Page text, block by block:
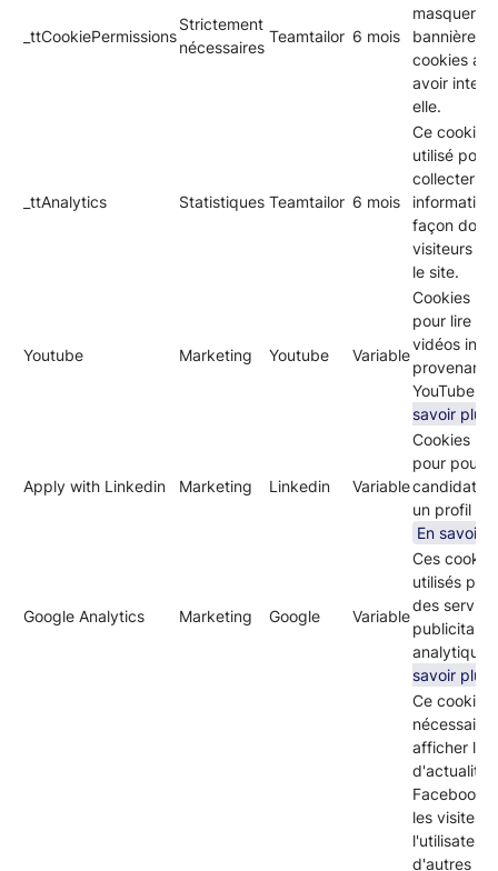
_ttCookiePermissions
Strictement
nécessaires
Teamtailor 6 mois
masquer la
bannière
cookies
avoir
elle.
_ttAnalytics Statistiques Teamtailor 6 mois
Ce cookie
utilisé pour
collecter
façon dont
visiteurs
le site.
Youtube Marketing Youtube Variable
Cookies
pour lire
vidéos
provenant
YouTube.
savoir plus
Apply with Linkedin Marketing Linkedin Variable
Cookies
pour
candidater
un profil
En savoir
Google Analytics Marketing Google Variable
Ces
utilisés
des
savoir plus
Ce cookie
nécessaire
afficher le
d'actualité
Facebook.
les visites
l'utilisateur
d'autres